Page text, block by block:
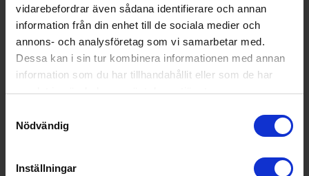
vidarebefordrar även sådana identifierare och annan
information från din enhet till de sociala medier och
annons- och analysföretag som vi samarbetar med.
Dessa kan i sin tur kombinera informationen med annan
information som du har tillhandahållit eller som de har
samlat in när du har använt deras tjänster.
Nödvändig
Inställningar
GramEKI 5610-90, Vit, Induktion,
Varmluftsugn, 60 cm
PRODUKTBLAD
Spänning (V): 230
12 990:-